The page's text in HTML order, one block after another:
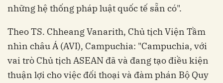
những hệ thống pháp luật quốc tế sẵn có".
Theo TS. Chheang Vanarith, Chủ tịch Viện Tầm
nhìn châu Á (AVI), Campuchia: "Campuchia, với
vai trò Chủ tịch ASEAN đã và đang tạo điều kiện
thuận lợi cho việc đối thoại và đàm phán Bộ Quy